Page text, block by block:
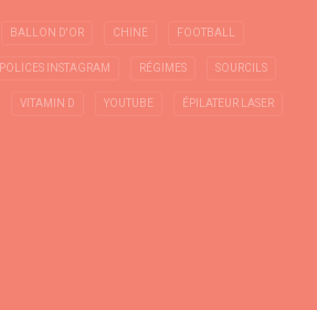
BALLON D'OR CHINE FOOTBALL
POLICES INSTAGRAM RÉGIMES SOURCILS
VITAMIN D YOUTUBE ÉPILATEUR LASER